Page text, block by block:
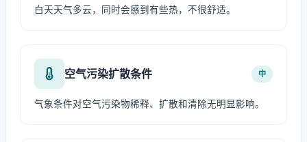
白天天气多云，同时会感到有些热，不很舒适。
空气污染扩散条件 中
气象条件对空气污染物稀释、扩散和清除无明显影响。